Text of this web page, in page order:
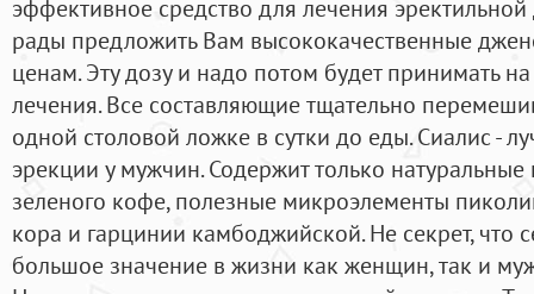
эффективное средство для лечения
рады предложить Вам высококачественные
ценам. Эту дозу и надо потом будет принимать
лечения. Все составляющие тщательно
одной столовой ложке в сутки до еды. Сиалис -
эрекции у мужчин. Содержит только натуральные
зеленого кофе, полезные микроэлементы
кора и гарцинии камбоджийской. Не секрет, что
большое значение в жизни как женщин, так и